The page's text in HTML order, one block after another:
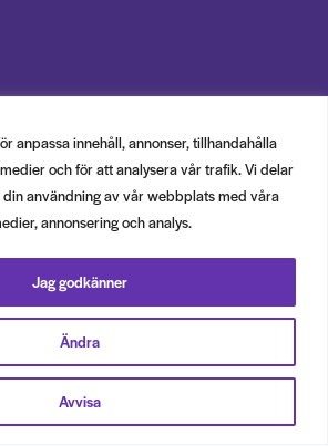
anpassa innehåll, annonser, tillhandahålla
och för att analysera vår trafik. Vi delar
användning av vår webbplats med våra
annonsering och analys.
Ändra
Avvisa
Jag godkänner